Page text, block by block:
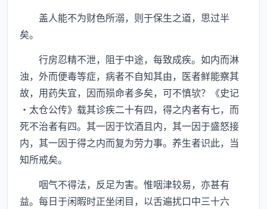
盖人能不为财色所溺，则于保生之道，思过半
矣。
行房忍精不泄，阻于中途，每致成疾。如内而淋
浊，外而便毒等症，病者不自知其由，医者鲜能察其
故，用药失宜，因而殒命者多矣，可不慎欤？《史记
·太仓公传》载其诊疾二十有四，得之内者有七，而
死不治者有四。其一因于饮酒且内，其一因于盛怒接
内，其一因于得之内而复为劳力事。养生者识此，当
知所戒矣。
咽气不得法，反足为害。惟咽津较易，亦甚有
益。每日于闲暇时正坐闭目，以舌遍扰口中三十六